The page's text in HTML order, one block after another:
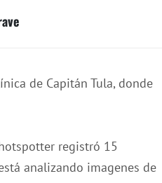
de Capitán Tula, donde
registró 15
analizando imagenes de